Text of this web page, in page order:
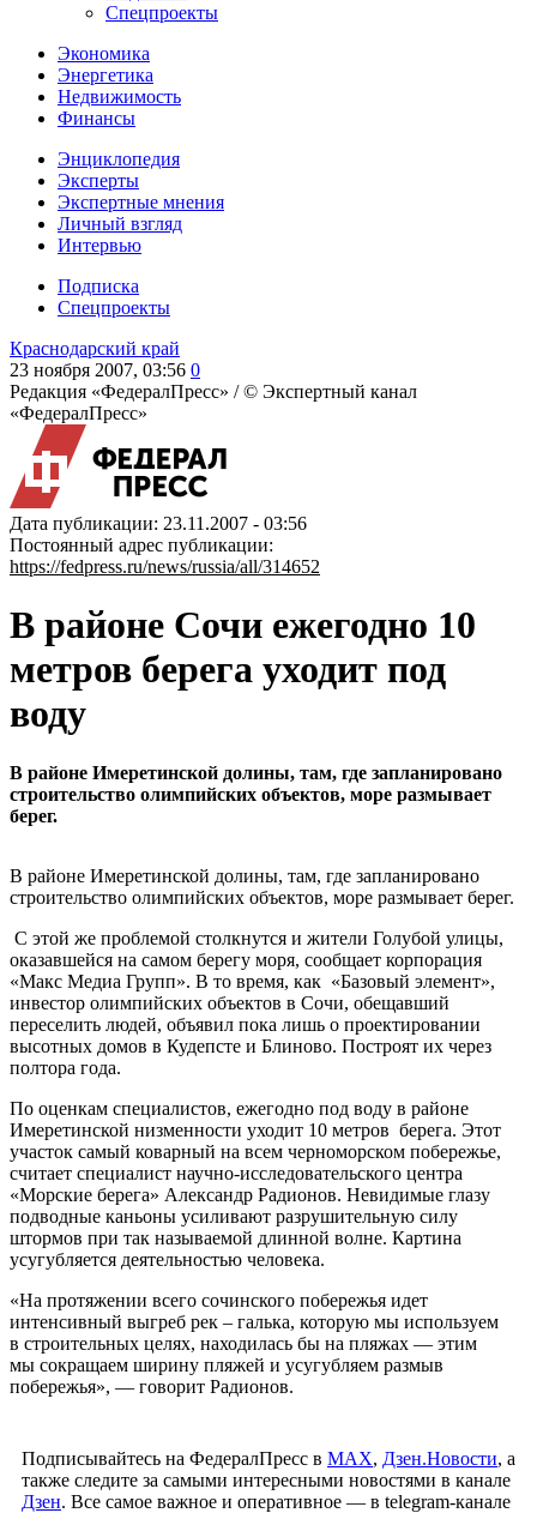
Спецпроекты
Экономика
Энергетика
Недвижимость
Финансы
Энциклопедия
Эксперты
Экспертные мнения
Личный взгляд
Интервью
Подписка
Спецпроекты
Краснодарский край
23 ноября 2007, 03:56 0
Редакция «ФедералПресс» /© Экспертный канал
«ФедералПресс»
Дата публикации: 23.11.2007 - 03:56
Постоянный адрес публикации:
https://fedpress.ru/news/russia/all/314652
В районе Сочи ежегодно 10
метров берега уходит под
воду
В районе Имеретинской долины, там, где запланировано
строительство олимпийских объектов, море размывает
берег.
В районе Имеретинской долины, там, где запланировано
строительство олимпийских объектов, море размывает берег.
С этой же проблемой столкнутся и жители Голубой улицы,
оказавшейся на самом берегу моря, сообщает корпорация
«Макс Медиа Групп». В то время, как «Базовый элемент»,
инвестор олимпийских объектов в Сочи, обещавший
переселить людей, объявил пока лишь о проектировании
высотных домов в Кудепсте и Блиново. Построят их через
полтора года.
По оценкам специалистов, ежегодно под воду в районе
Имеретинской низменности уходит 10 метров берега. Этот
участок самый коварный на всем черноморском побережье,
считает специалист научно-исследовательского центра
«Морские берега» Александр Радионов. Невидимые глазу
подводные каньоны усиливают разрушительную силу
штормов при так называемой длинной волне. Картина
усугубляется деятельностью человека.
«На протяжении всего сочинского побережья идет
интенсивный выгреб рек – галька, которую мы используем
в строительных целях, находилась бы на пляжах — этим
мы сокращаем ширину пляжей и усугубляем размыв
побережья», — говорит Радионов.
Подписывайтесь на ФедералПресс в МАХ, Дзен.Новости, а
также следите за самыми интересными новостями в канале
Дзен. Все самое важное и оперативное — в telegram-канале